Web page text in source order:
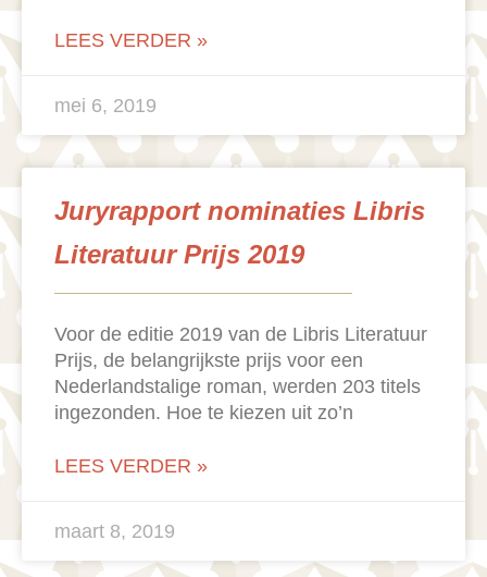
LEES VERDER »
mei 6, 2019
Juryrapport nominaties Libris
Literatuur Prijs 2019
Voor de editie 2019 van de Libris Literatuur
Prijs, de belangrijkste prijs voor een
Nederlandstalige roman, werden 203 titels
ingezonden. Hoe te kiezen uit zo’n
LEES VERDER »
maart 8, 2019